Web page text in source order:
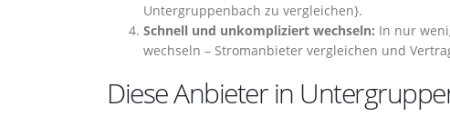
Untergruppenbach zu vergleichen}.
Schnell und unkompliziert wechseln: In nur
wechseln – Stromanbieter vergleichen und
Diese Anbieter in